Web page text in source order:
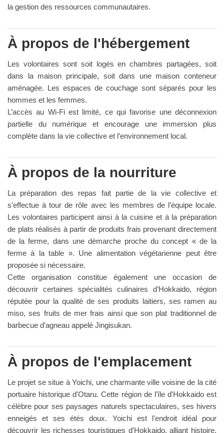
la gestion des ressources communautaires.
À propos de l'hébergement
Les volontaires sont soit logés en chambres partagées, soit
dans la maison principale, soit dans une maison conteneur
aménagée. Les espaces de couchage sont séparés pour les
hommes et les femmes.
L’accès au Wi-Fi est limité, ce qui favorise une déconnexion
partielle du numérique et encourage une immersion plus
complète dans la vie collective et l’environnement local.
À propos de la nourriture
La préparation des repas fait partie de la vie collective et
s’effectue à tour de rôle avec les membres de l’équipe locale.
Les volontaires participent ainsi à la cuisine et à la préparation
de plats réalisés à partir de produits frais provenant directement
de la ferme, dans une démarche proche du concept « de la
ferme à la table ». Une alimentation végétarienne peut être
proposée si nécessaire.
Cette organisation constitue également une occasion de
découvrir certaines spécialités culinaires d’Hokkaido, région
réputée pour la qualité de ses produits laitiers, ses ramen au
miso, ses fruits de mer frais ainsi que son plat traditionnel de
barbecue d’agneau appelé Jingisukan.
À propos de l'emplacement
Le projet se situe à Yoichi, une charmante ville voisine de la cité
portuaire historique d'Otaru. Cette région de l'île d'Hokkaido est
célèbre pour ses paysages naturels spectaculaires, ses hivers
enneigés et ses étés doux. Yoichi est l'endroit idéal pour
découvrir les richesses touristiques d'Hokkaido, alliant histoire,